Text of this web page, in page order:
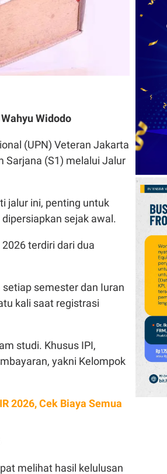
Widodo
(UPN) Veteran Jakarta
Sarjana (S1) melalui Jalur
jalur ini, penting untuk
sejak awal.
terdiri dari dua
setiap semester dan Iuran
kali saat registrasi
studi. Khusus IPI,
yakni Kelompok
2026, Cek Biaya Semua
melihat hasil kelulusan
6
9
10
11